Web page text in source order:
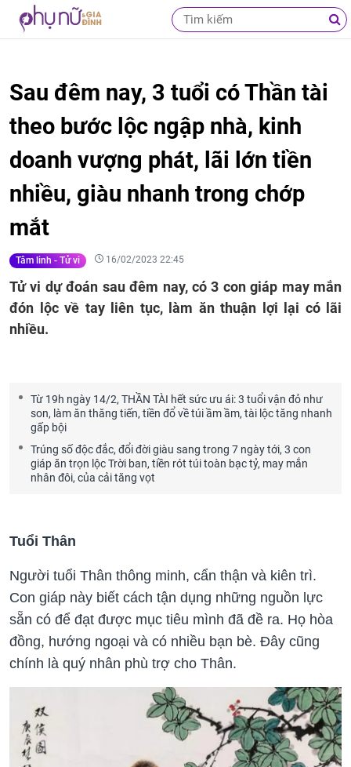
Sau đêm nay, 3 tuổi có Thần tài
theo bước lộc ngập nhà, kinh
doanh vượng phát, lãi lớn tiền
nhiều, giàu nhanh trong chớp
mắt
Tâm linh - Tử vi 16/02/2023 22:45
Tử vi dự đoán sau đêm nay, có 3 con giáp may mắn
đón lộc về tay liên tục, làm ăn thuận lợi lại có lãi
nhiều.
Từ 19h ngày 14/2, THẦN TÀI hết sức ưu ái: 3 tuổi vận đỏ như
son, làm ăn thăng tiến, tiền đổ về túi ầm ầm, tài lộc tăng nhanh
gấp bội
Trúng số độc đắc, đổi đời giàu sang trong 7 ngày tới, 3 con
giáp ăn trọn lộc Trời ban, tiền rót túi toàn bạc tỷ, may mắn
nhân đôi, của cải tăng vọt
Tuổi Thân
Người tuổi Thân thông minh, cẩn thận và kiên trì.
Con giáp này biết cách tận dụng những nguồn lực
sẵn có để đạt được mục tiêu mình đã đề ra. Họ hòa
đồng, hướng ngoại và có nhiều bạn bè. Đây cũng
chính là quý nhân phù trợ cho Thân.